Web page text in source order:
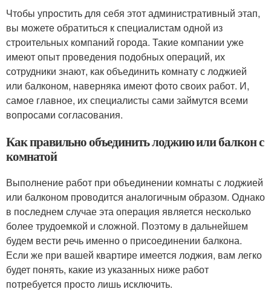
Чтобы упростить для себя этот административный этап,
вы можете обратиться к специалистам одной из
строительных компаний города. Такие компании уже
имеют опыт проведения подобных операций, их
сотрудники знают, как объединить комнату с лоджией
или балконом, наверняка имеют фото своих работ. И,
самое главное, их специалисты сами займутся всеми
вопросами согласования.
Как правильно объединить лоджию или балкон с
комнатой
Выполнение работ при объединении комнаты с лоджией
или балконом проводится аналогичным образом. Однако
в последнем случае эта операция является несколько
более трудоемкой и сложной. Поэтому в дальнейшем
будем вести речь именно о присоединении балкона.
Если же при вашей квартире имеется лоджия, вам легко
будет понять, какие из указанных ниже работ
потребуется просто лишь исключить.